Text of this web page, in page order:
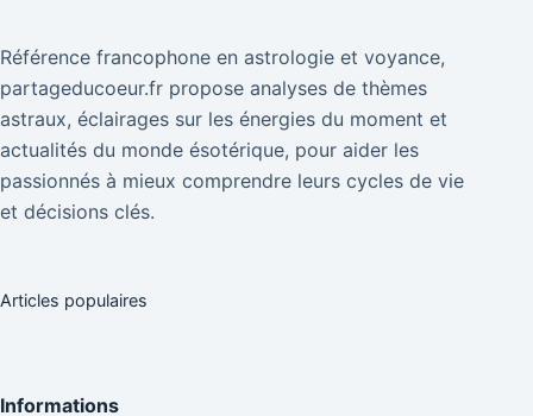
Référence francophone en astrologie et voyance,
partageducoeur.fr propose analyses de thèmes
astraux, éclairages sur les énergies du moment et
actualités du monde ésotérique, pour aider les
passionnés à mieux comprendre leurs cycles de vie
et décisions clés.
Articles populaires
Informations